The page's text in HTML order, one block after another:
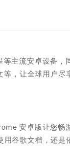
主流安卓设备
，让全球用户
安卓版让您
谷歌文档，还